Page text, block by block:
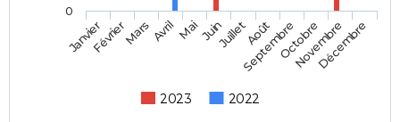
2023 2022
JanvierFévrierMars AvrilMaiJuinJuilletAoût
SeptembreOctobre
Novembre
Décembre
0